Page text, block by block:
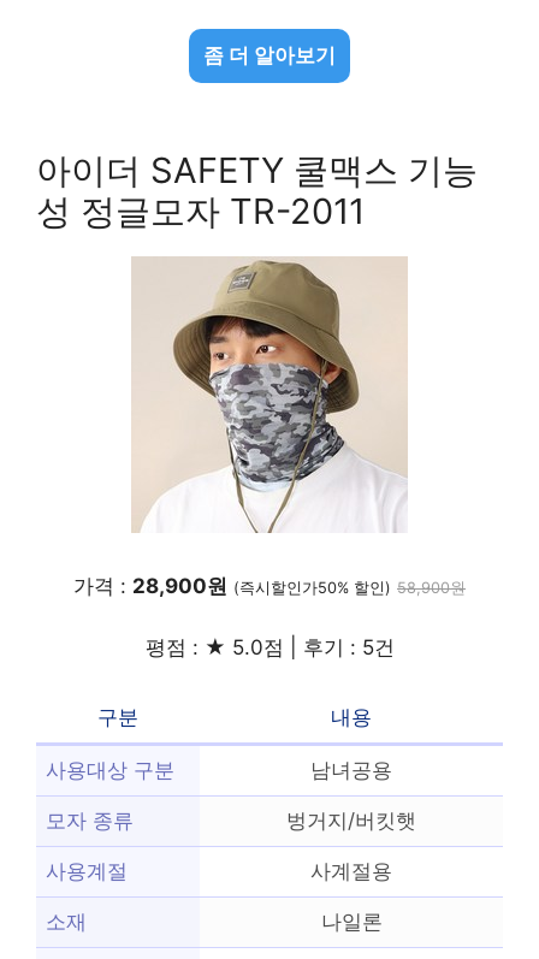
좀 더 알아보기
아이더 SAFETY 쿨맥스 기능
성 정글모자 TR-2011
가격 : 28,900원 (즉시할인가50% 할인) 58,900원
평점 : ★ 5.0점 | 후기 : 5건
구분 내용
사용대상 구분 남녀공용
모자 종류 벙거지/버킷햇
사용계절 사계절용
소재 나일론